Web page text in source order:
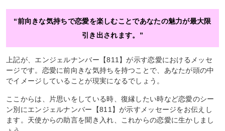
“前向きな気持ちで恋愛を楽しむことであなたの魅力が最大限
引き出されます。”
上記が、エンジェルナンバー【811】が示す恋愛におけるメッセ
ージです。恋愛に前向きな気持ちを持つことで、あなたが頭の中
でイメージしていることが現実になるでしょう。
ここからは、片思いをしている時、復縁したい時など恋愛のシー
ン別にエンジェルナンバー【811】が示すメッセージをお伝えし
ます。天使からの助言を聞き入れ、これからの恋愛に生かしまし